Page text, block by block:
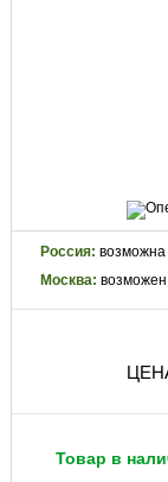
Россия: возможна
Москва:
Товар в